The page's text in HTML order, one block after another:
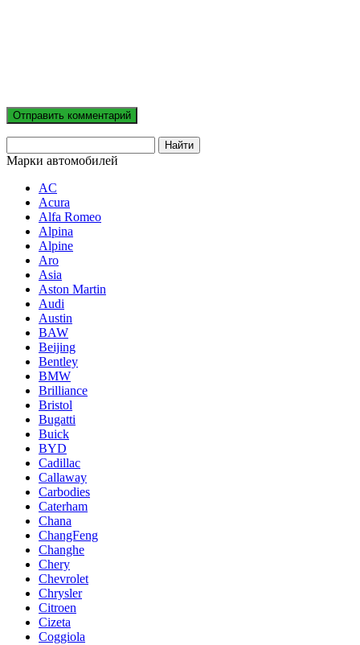
Марки автомобилей
AC
Acura
Alfa Romeo
Alpina
Alpine
Aro
Asia
Aston Martin
Audi
Austin
BAW
Beijing
Bentley
BMW
Brilliance
Bristol
Bugatti
Buick
BYD
Cadillac
Callaway
Carbodies
Caterham
Chana
ChangFeng
Changhe
Chery
Chevrolet
Chrysler
Citroen
Cizeta
Coggiola